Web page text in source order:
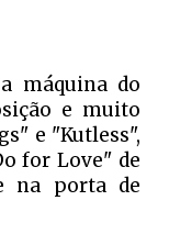
máquina do
e muito
e "Kutless",
for Love" de
na porta de